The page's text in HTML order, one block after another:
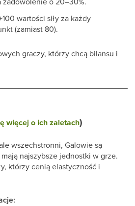
wartości siły za każdy
(zamiast 80).
graczy, którzy chcą bilansu i
więcej o ich zaletach)
wszechstronni, Galowie są
najszybsze jednostki w grze.
którzy cenią elastyczność i